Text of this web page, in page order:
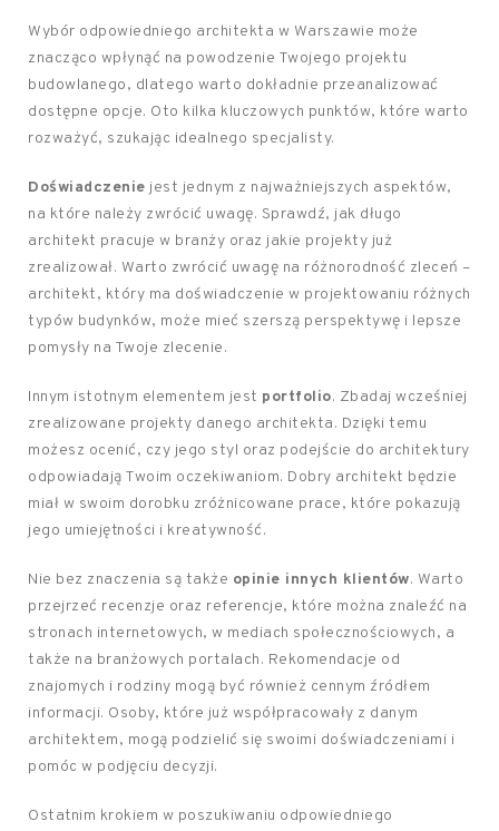
Wybór odpowiedniego architekta w Warszawie może
znacząco wpłynąć na powodzenie Twojego projektu
budowlanego, dlatego warto dokładnie przeanalizować
dostępne opcje. Oto kilka kluczowych punktów, które warto
rozważyć, szukając idealnego specjalisty.
Doświadczenie jest jednym z najważniejszych aspektów,
na które należy zwrócić uwagę. Sprawdź, jak długo
architekt pracuje w branży oraz jakie projekty już
zrealizował. Warto zwrócić uwagę na różnorodność zleceń –
architekt, który ma doświadczenie w projektowaniu różnych
typów budynków, może mieć szerszą perspektywę i lepsze
pomysły na Twoje zlecenie.
Innym istotnym elementem jest portfolio. Zbadaj wcześniej
zrealizowane projekty danego architekta. Dzięki temu
możesz ocenić, czy jego styl oraz podejście do architektury
odpowiadają Twoim oczekiwaniom. Dobry architekt będzie
miał w swoim dorobku zróżnicowane prace, które pokazują
jego umiejętności i kreatywność.
Nie bez znaczenia są także opinie innych klientów. Warto
przejrzeć recenzje oraz referencje, które można znaleźć na
stronach internetowych, w mediach społecznościowych, a
także na branżowych portalach. Rekomendacje od
znajomych i rodziny mogą być również cennym źródłem
informacji. Osoby, które już współpracowały z danym
architektem, mogą podzielić się swoimi doświadczeniami i
pomóc w podjęciu decyzji.
Ostatnim krokiem w poszukiwaniu odpowiedniego